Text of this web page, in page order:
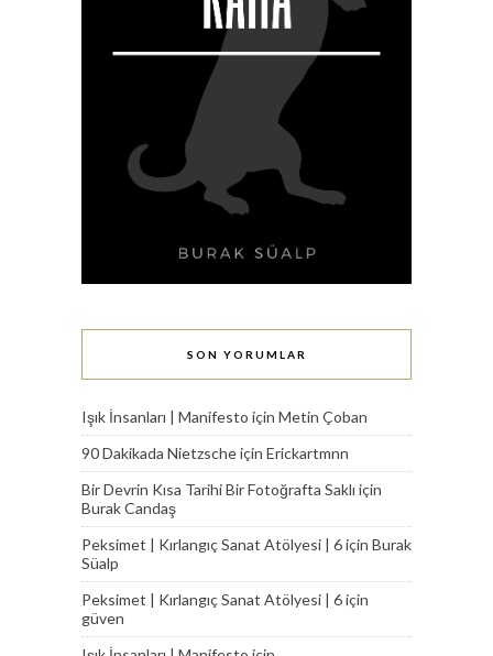
SON YORUMLAR
Işık İnsanları | Manifesto için Metin Çoban
90 Dakikada Nietzscheiçin Erickartmnn
Bir Devrin Kısa Tarihi Bir Fotoğrafta Saklı için
Burak Candaş
Peksimet | Kırlangıç Sanat Atölyesi | 6için Burak
Süalp
Peksimet | Kırlangıç Sanat Atölyesi | 6için
güven